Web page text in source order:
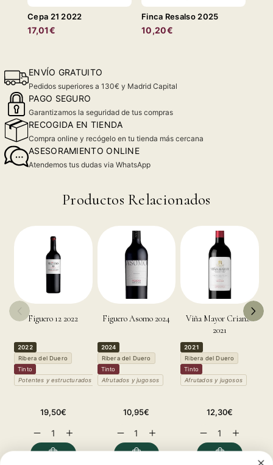
Cepa 21 2022
17,01€
Finca Resalso 2025
10,20€
ENVÍO GRATUITO
Pedidos superiores a 130€ y Madrid Capital
PAGO SEGURO
Garantizamos la seguridad de tus compras
RECOGIDA EN TIENDA
Compra online y recógelo en tu tienda más cercana
ASESORAMIENTO ONLINE
Atendemos tus dudas via WhatsApp
Productos Relacionados
Figuero 12 2022
2022
Ribera del Duero
Tinto
Potentes y estructurados
Precio
19,50€
Reducir
cantidad
para
Aumentar
cantidad
para
Figuero Asomo 2024
2024
Ribera del Duero
Tinto
Afrutados y jugosos
Precio
10,95€
Reducir
cantidad
para
Aumentar
cantidad
para
Viña Mayor Crianza
2021
2021
Ribera del Duero
Tinto
Afrutados y jugosos
Precio
12,30€
Reducir
cantidad
para
Aumentar
cantidad
para